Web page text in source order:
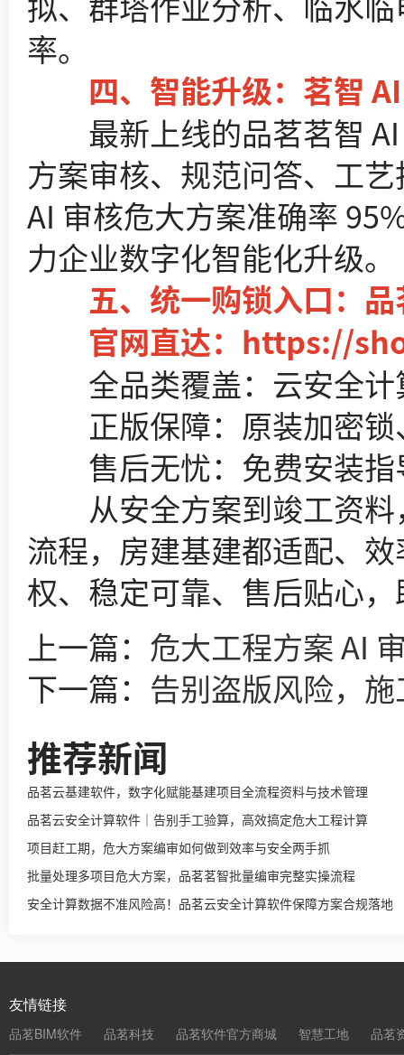
率。
四、智能升级：茗智 AI
最新上线的品茗茗智 AI
方案审核、规范问答、工
AI 审核危大方案准确率
力企业数字化智能化升级。
五、统一购锁入口：品
官网直达：https://
全品类覆盖：云安全计
正版保障：原装加密锁
售后无忧：免费安装指
从安全方案到竣工资料
流程，房建基建都适配、
权、稳定可靠、售后贴心
上一篇： 危大工程方案 AI
下一篇： 告别盗版风险，
推荐新闻
品茗云基建软件，数字化赋能基建项目全流程资料与技术管理
品茗云安全计算软件｜告别手工验算，高效搞定危大工程计算
项目赶工期，危大方案编审如何做到效率与安全两手抓
批量处理多项目危大方案，品茗茗智批量编审完整实操流程
安全计算数据不准风险高！品茗云安全计算软件保障方案合规落地
友情链接
品茗BIM软件 品茗科技 品茗软件官方商城 智慧工地 品茗